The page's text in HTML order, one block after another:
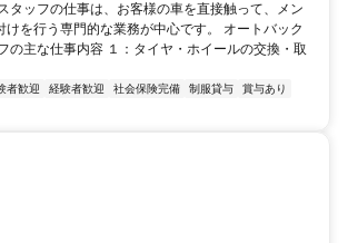
タッフの仕事は、お客様の車を直接触って、メン
けを行う専門的な業務が中心です。 オートバック
の主な仕事内容 １：タイヤ・ホイールの交換・取
者歓迎 経験者歓迎 社会保険完備 制服貸与
賞与あり